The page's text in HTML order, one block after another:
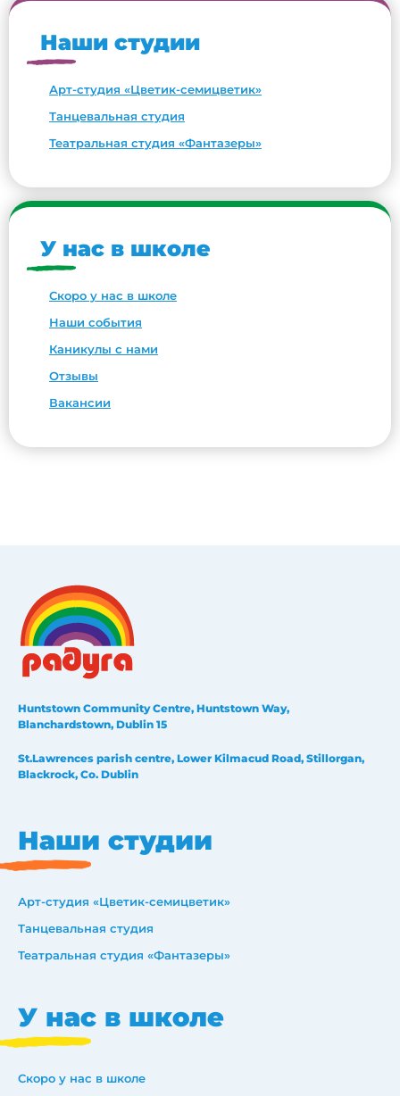
Наши студии
Арт-студия «Цветик-семицветик»
Танцевальная студия
Театральная студия «Фантазеры»
У нас в школе
Скоро у нас в школе
Наши события
Каникулы с нами
Отзывы
Вакансии
Huntstown Community Centre, Huntstown Way,
Blanchardstown, Dublin 15
St.Lawrences parish centre, Lower Kilmacud Road, Stillorgan,
Blackrock, Co. Dublin
Наши студии
Арт-студия «Цветик-семицветик»
Танцевальная студия
Театральная студия «Фантазеры»
У нас в школе
Скоро у нас в школе